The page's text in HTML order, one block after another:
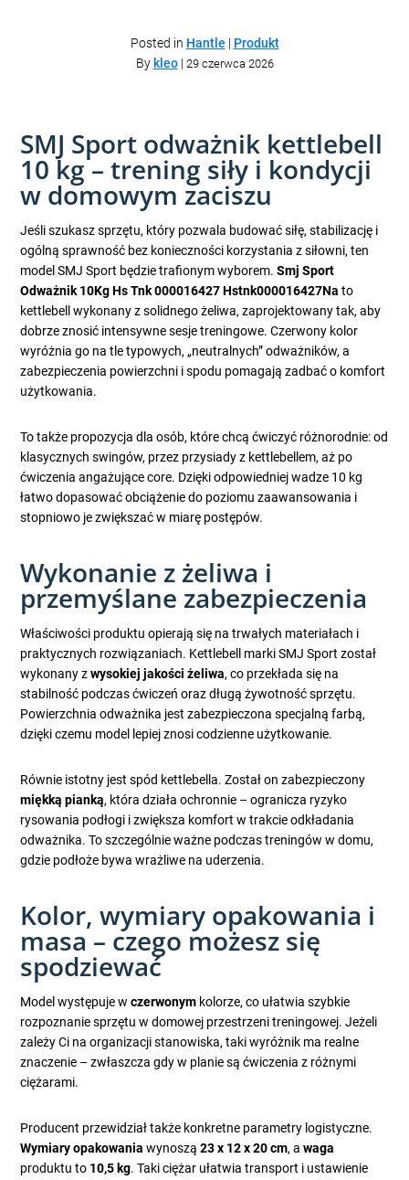
Posted in Hantle | Produkt
By kleo| 29 czerwca 2026
SMJ Sport odważnik kettlebell
10 kg – trening siły i kondycji
w domowym zaciszu
Jeśli szukasz sprzętu, który pozwala budować siłę, stabilizację i
ogólną sprawność bez konieczności korzystania z siłowni, ten
model SMJ Sport będzie trafionym wyborem.Smj Sport
Odważnik 10Kg Hs Tnk 000016427 Hstnk000016427Na to
kettlebell wykonany z solidnego żeliwa, zaprojektowany tak, aby
dobrze znosić intensywne sesje treningowe. Czerwony kolor
wyróżnia go na tle typowych, „neutralnych” odważników, a
zabezpieczenia powierzchni i spodu pomagają zadbać o komfort
użytkowania.
To także propozycja dla osób, które chcą ćwiczyć różnorodnie: od
klasycznych swingów, przez przysiady z kettlebellem, aż po
ćwiczenia angażujące core. Dzięki odpowiedniej wadze 10 kg
łatwo dopasować obciążenie do poziomu zaawansowania i
stopniowo je zwiększać w miarę postępów.
Wykonanie z żeliwa i
przemyślane zabezpieczenia
Właściwości produktu opierają się na trwałych materiałach i
praktycznych rozwiązaniach. Kettlebell marki SMJ Sport został
wykonany zwysokiej jakości żeliwa, co przekłada się na
stabilność podczas ćwiczeń oraz długą żywotność sprzętu.
Powierzchnia odważnika jest zabezpieczona specjalną farbą,
dzięki czemu model lepiej znosi codzienne użytkowanie.
Równie istotny jest spód kettlebella. Został on zabezpieczony
miękką pianką, która działa ochronnie – ogranicza ryzyko
rysowania podłogi i zwiększa komfort w trakcie odkładania
odważnika. To szczególnie ważne podczas treningów w domu,
gdzie podłoże bywa wrażliwe na uderzenia.
Kolor, wymiary opakowania i
masa – czego możesz się
spodziewać
Model występuje wczerwonym kolorze, co ułatwia szybkie
rozpoznanie sprzętu w domowej przestrzeni treningowej. Jeżeli
zależy Ci na organizacji stanowiska, taki wyróżnik ma realne
znaczenie – zwłaszcza gdy w planie są ćwiczenia z różnymi
ciężarami.
Producent przewidział także konkretne parametry logistyczne.
Wymiary opakowania wynoszą23 x 12 x 20 cm, awaga
produktu to 10,5 kg. Taki ciężar ułatwia transport i ustawienie